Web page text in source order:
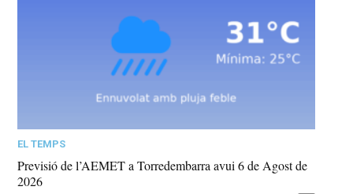
EL TEMPS
Previsió de l’AEMET a Torredembarra avui 6 de Agost de
2026